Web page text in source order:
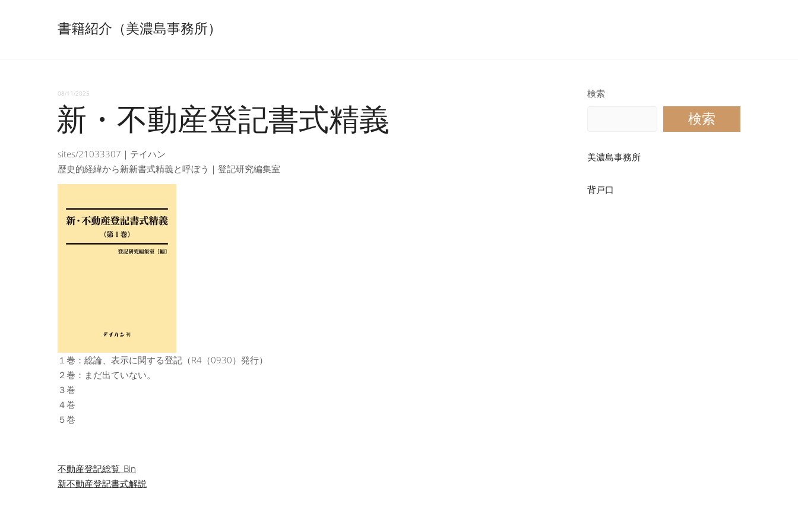
書籍紹介（美濃島事務所）
08/11/2025
新・不動産登記書式精義
sites/21033307｜テイハン
歴史的経緯から新新書式精義と呼ぼう｜登記研究編集室
１巻：総論、表示に関する登記（R4（0930）発行）
２巻：まだ出ていない。
３巻
４巻
５巻
投
不動産登記総覧_Bin
新不動産登記書式解説
検索
検索
美濃島事務所
背戸口